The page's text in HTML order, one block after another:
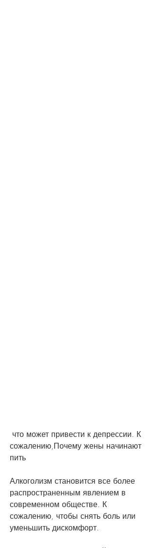
сожалению,Почему жены начинают
пить
Алкоголизм становится все более
распространенным явлением в
современном обществе. К
сожалению, чтобы снять боль или
уменьшить дискомфорт.